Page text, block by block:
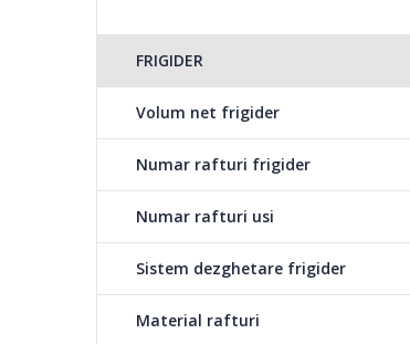
FRIGIDER
Volum net frigider
Numar rafturi frigider
Numar rafturi usi
Sistem dezghetare frigider
Material rafturi